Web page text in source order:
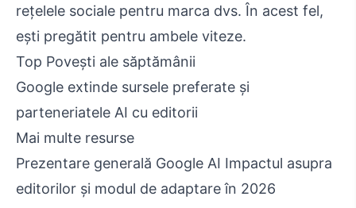
rețelele sociale pentru marca dvs. În acest fel,
ești pregătit pentru ambele viteze.
Top Povești ale săptămânii
Google extinde sursele preferate și
parteneriatele AI cu editorii
Mai multe resurse
Prezentare generală Google AI Impactul asupra
editorilor și modul de adaptare în 2026